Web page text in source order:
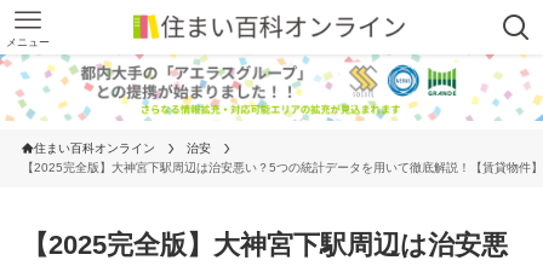
メニュー
住まい百科オンライン
治安
【2025完全版】大神宮下駅周辺は治安悪い？5つの統計データを用いて徹底解説！【賃貸物件】
【2025完全版】大神宮下駅周辺は治安悪